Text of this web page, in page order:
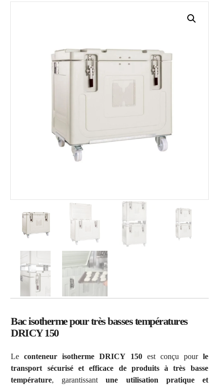
Bac isotherme pour très basses températures
DRICY 150
Leconteneur isotherme DRICY 150est conçu pour le
transport sécurisé et efficace de produits à très basse
température, garantissantune utilisation pratique et